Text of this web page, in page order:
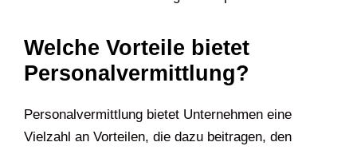
Welche Vorteile bietet
Personalvermittlung?
Personalvermittlung bietet Unternehmen eine
Vielzahl an Vorteilen, die dazu beitragen, den